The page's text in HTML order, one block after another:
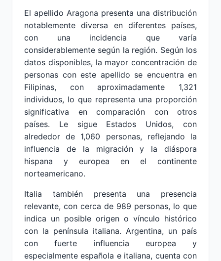
El apellido Aragona presenta una distribución
notablemente diversa en diferentes países,
con una incidencia que varía
considerablemente según la región. Según los
datos disponibles, la mayor concentración de
personas con este apellido se encuentra en
Filipinas, con aproximadamente 1,321
individuos, lo que representa una proporción
significativa en comparación con otros
países. Le sigue Estados Unidos, con
alrededor de 1,060 personas, reflejando la
influencia de la migración y la diáspora
hispana y europea en el continente
norteamericano.
Italia también presenta una presencia
relevante, con cerca de 989 personas, lo que
indica un posible origen o vínculo histórico
con la península italiana. Argentina, un país
con fuerte influencia europea y
especialmente española e italiana, cuenta con